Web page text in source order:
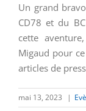
Un grand
CD78 et du
cette
Migaud pour ce
articles de
mai 13, 2023 |